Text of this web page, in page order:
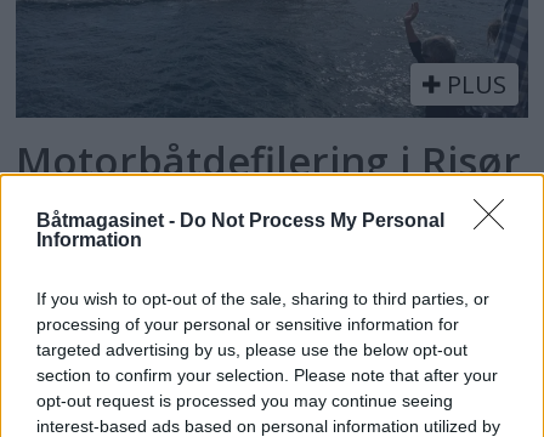
Båtmagasinet - Do Not Process My Personal
Information
If you wish to opt-out of the sale, sharing to third parties, or
processing of your personal or sensitive information for
targeted advertising by us, please use the below opt-out
section to confirm your selection. Please note that after your
opt-out request is processed you may continue seeing
interest-based ads based on personal information utilized by
PLUS
Motorbåtdefilering i Risør